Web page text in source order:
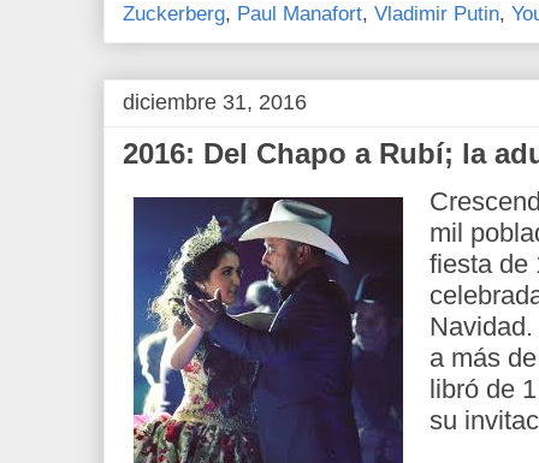
Zuckerberg, Paul Manafort, Vladimir Putin,
diciembre 31, 2016
2016: Del Chapo a Rubí; la
mil
fiesta de
a más
libró de
su